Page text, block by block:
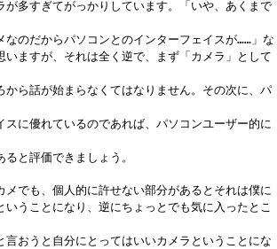
が多すぎてがっかりしています。「いや、あくまで
なのだからパソコンとのインターフェイスが……」な
いますが、それは全く逆で、まず「カメラ」として
から話が始まらなくてはなりません。その次に、パ
スに優れているのであれば、パソコンユーザー的に
と評価できましょう。
メでも、個人的に許せない部分があるとそれは僕に
いうことになり、逆にちょっとでも気に入ったとこ
言おうと自分にとってはいいカメラということにな